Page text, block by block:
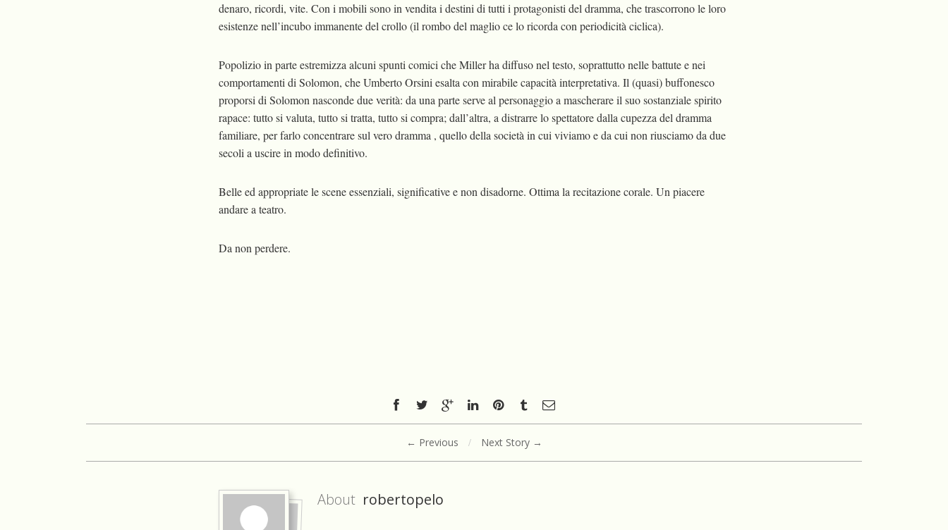
denaro, ricordi, vite. Con i mobili sono in vendita i destini di tutti i protagonisti del dramma, che trascorrono le loro
esistenze nell’incubo immanente del crollo (il rombo del maglio ce lo ricorda con periodicità ciclica).
Popolizio in parte estremizza alcuni spunti comici che Miller ha diffuso nel testo, soprattutto nelle battute e nei
comportamenti di Solomon, che Umberto Orsini esalta con mirabile capacità interpretativa. Il (quasi) buffonesco
proporsi di Solomon nasconde due verità: da una parte serve al personaggio a mascherare il suo sostanziale spirito
rapace: tutto si valuta, tutto si tratta, tutto si compra; dall’altra, a distrarre lo spettatore dalla cupezza del dramma
familiare, per farlo concentrare sul vero dramma , quello della società in cui viviamo e da cui non riusciamo da due
secoli a uscire in modo definitivo.
Belle ed appropriate le scene essenziali, significative e non disadorne. Ottima la recitazione corale. Un piacere
andare a teatro.
Da non perdere.
← Previous / Next Story →
About robertopelo